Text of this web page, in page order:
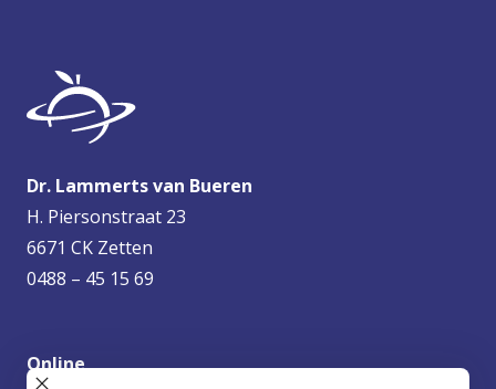
Dr. Lammerts van Bueren
H. Piersonstraat 23
6671 CK Zetten
0488 – 45 15 69
Online